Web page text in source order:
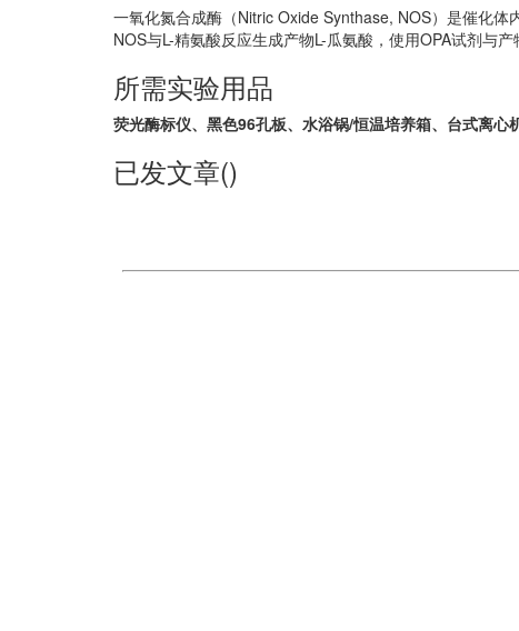
一氧化氮合成酶（Nitric Oxide Synthase, NOS）是催化体
NOS与L-精氨酸反应生成产物L-瓜氨酸，使用OPA试剂与
所需实验用品
荧光酶标仪、黑色96孔板、水浴锅/恒温培养箱、台式离心
已发文章()